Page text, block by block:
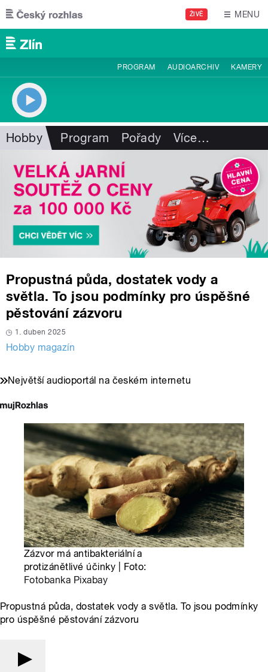
Přejít k hlavnímu obsahu
ŽIVĚ MENU
PROGRAM AUDIOARCHIV KAMERY
Hobby Program Pořady Více…
Propustná půda, dostatek vody a
světla. To jsou podmínky pro úspěšné
pěstování zázvoru
1. duben 2025
Hobby magazín
Největší audioportál na českém internetu
Zázvor má antibakteriální a
protizánětlivé účinky | Foto:
Fotobanka Pixabay
Propustná půda, dostatek vody a světla. To jsou podmínky
pro úspěšné pěstování zázvoru